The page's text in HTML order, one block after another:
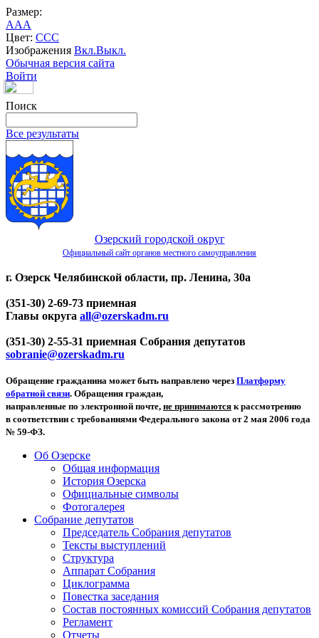
Размер:
AAA
Цвет: CCC
Изображения Вкл.Выкл.
Обычная версия сайта
Войти
Поиск
Все результаты
Озерский городской округ
Официальный сайт органов местного самоуправления
г. Озерск Челябинской области, пр. Ленина, 30а
(351-30) 2-69-73 приемная
Главы округа all@ozerskadm.ru
(351-30) 2-55-31 приемная Собрания депутатов
sobranie@ozerskadm.ru
Обращение гражданина может быть направлено через Платформу
обратной связи. Обращения граждан,
направленные по электронной почте, не принимаются к рассмотрению
в соответствии с требованиями Федерального закона от 2 мая 2006 года
№ 59-ФЗ.
Об Озерске
Общая информация
История Озерска
Официальные символы
Фотогалерея
Собрание депутатов
Председатель Собрания депутатов
Тексты выступлений
Структура
Аппарат Собрания
Циклограмма
Повестка заседания
Состав постоянных комиссий Собрания депутатов
Регламент
Отчеты